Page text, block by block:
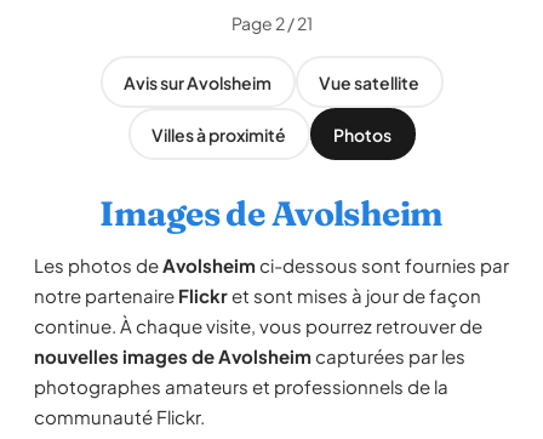
Page 2 / 21
Avis sur Avolsheim Vue satellite
Villes à proximité Photos
Images de Avolsheim
Les photos deAvolsheim ci-dessous sont fournies par
notre partenaire Flickret sont mises à jour de façon
continue. À chaque visite, vous pourrez retrouver de
nouvelles images de Avolsheim capturées par les
photographes amateurs et professionnels de la
communauté Flickr.